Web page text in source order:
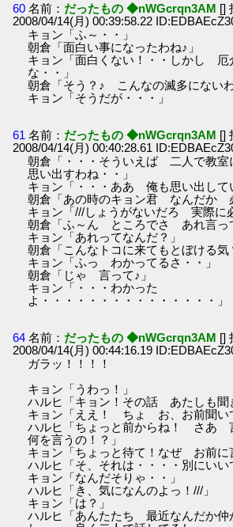
60 名前： だったもの ◆nWGcrqn3AM []
2008/04/14(月) 00:39:58.22
キョン「ふ～・・」
朝倉「面白い事になったわね♪」
キョン「面白くない！・・しかし 厄
な・・」
朝倉「そう？♪ こんなの滅多にないわ
キョン「そうだが・・・」
61 名前： だったもの ◆nWGcrqn3AM []
2008/04/14(月) 00:40:28.61
朝倉「・・・そういえば 二人で教室
思い出すわね・・」
キョン「・・・ああ 俺も思い出して
朝倉「あの時のキョン君 なんだか
キョン「///しょうがないだろ 実際に
朝倉「ふ～ん ところでさ あれ言っ
キョン「あれってなんだ？」
朝倉「こんなトコに来てもとぼける気
キョン「ふっ わかってるさ・・」
朝倉「じゃ 言って♪」
キョン「・・・わかった
よ・・・・・・・・・・・・・・・」
64 名前： だったもの ◆nWGcrqn3AM []
2008/04/14(月) 00:44:16.19
ガラッ！！！！
キョン「うわっ！」
ハルヒ「キョン！その話 あたしも聞
キョン「ええ！ ちょ お、お前聞い
ハルヒ「ちょっと前からね！ さあ
何を言うの！？」
キョン「ちょっと待て！なぜ お前に
ハルヒ「そ、それは・・・・別にいい
キョン「なんだそりゃ・・」
ハルヒ「き、気になんのよっ！///」
キョン「は？」
ハルヒ「あんたたち 最近なんだか仲